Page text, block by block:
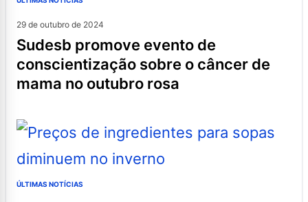
29 de outubro de 2024
sudesb promove evento de
conscientização sobre o câncer de
mama no outubro rosa
ÚLTIMAS NOTÍCIAS